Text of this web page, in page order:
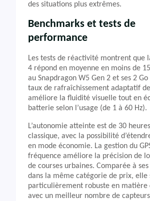
des situations plus extrêmes.
Benchmarks et tests de
performance
Les tests de réactivité montrent que
4 répond en moyenne en moins de
au Snapdragon W5 Gen 2 et ses 2
taux de rafraîchissement adaptatif
améliore la fluidité visuelle tout en
batterie selon l’usage (de 1 à 60 Hz).
L’autonomie atteinte est de 30
classique, avec la possibilité
en mode économie. La gestion du
fréquence améliore la précision de
de courses urbaines. Comparée à
dans la même catégorie de prix, elle
particulièrement robuste en matière
avec un meilleur nombre de